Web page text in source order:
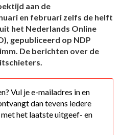
aan de
en februari zelfs de helft
het Nederlands Online
gepubliceerd op NDP
De berichten over de
Vul je e-mailadres in en
dan tevens iedere
het laatste uitgeef- en